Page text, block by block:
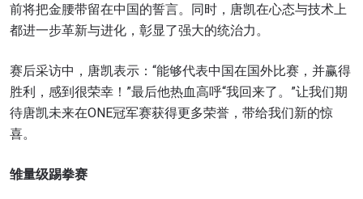
前将把金腰带留在中国的誓言。同时，唐凯在心态与技术上
都进一步革新与进化，彰显了强大的统治力。
赛后采访中，唐凯表示：“能够代表中国在国外比赛，并赢得
胜利，感到很荣幸！”最后他热血高呼“我回来了。”让我们期
待唐凯未来在ONE冠军赛获得更多荣誉，带给我们新的惊
喜。
雏量级踢拳赛